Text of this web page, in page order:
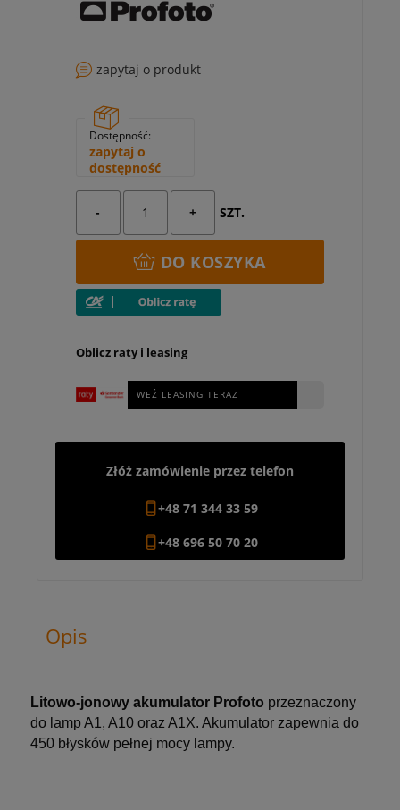
zapytaj o produkt
Dostępność:
zapytaj o
dostępność
- + SZT.
DO KOSZYKA
Oblicz raty i leasing
WEŹ LEASING TERAZ
Złóż zamówienie przez telefon
+48 71 344 33 59
+48 696 50 70 20
Opis
Litowo-jonowy akumulator Profoto przeznaczony
do lamp A1, A10 oraz A1X. Akumulator zapewnia do
450 błysków pełnej mocy lampy.